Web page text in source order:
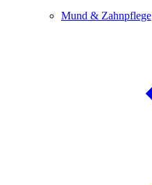
Mund & Zahnpflege